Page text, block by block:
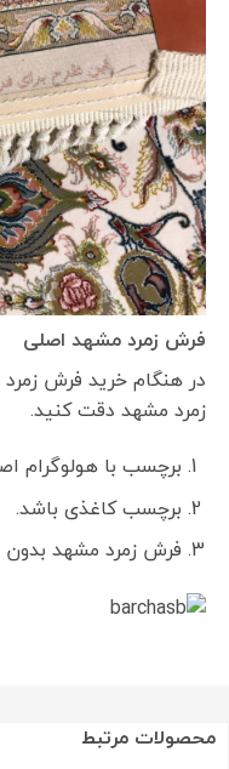
فرش زمرد مشهد اصلی
در هنگام خرید فرش
زمرد مشهد دقت کنید.
برچسب با هولوگرام
برچسب کاغذی باشد.
فرش زمرد مشهد بدون
محصولات مرتبط